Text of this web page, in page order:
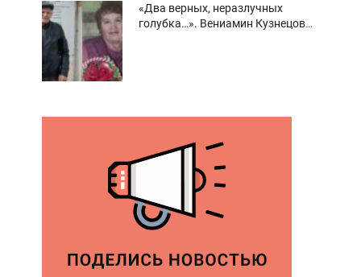
«Два верных, неразлучных
голубка…». Вениамин Кузнецов